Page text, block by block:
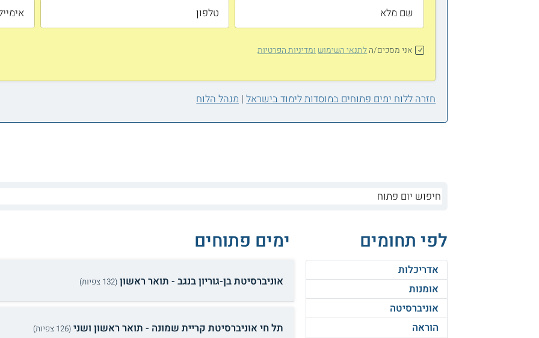
אני מסכים/הלתנאי השימושומדיניות הפרטיות
חזרה ללוח ימים פתוחים במוסדות לימוד בישראל| מנהל הלוח
לפי תחומים
אדריכלות
אומנות
אוניברסיטה
הוראה
ימים פתוחים
אוניברסיטת בן-גוריון בנגב - תואר ראשון(132 צפיות)
תל חי אוניברסיטת קריית שמונה - תואר ראשון ושני(126 צפיות)